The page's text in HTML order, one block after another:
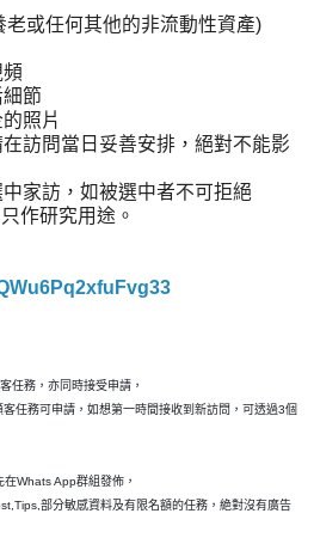
或任何其他的非流動性資產)
節
照片
訪問當日妥善安排，絕對不能影
家訪，如被選中者不可拒絕
作研究用途。
任務，亦同時接受申請，
任務可申請，如想第一時間接收到新訪問，可透過3個
Whats App群組發佈，
部分敏感資料及有限名額的任務，絶對沒有廣告